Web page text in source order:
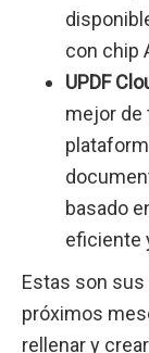
con chip
UPDF
mejor de
basado
eficiente
Estas son
próximos
rellenar y